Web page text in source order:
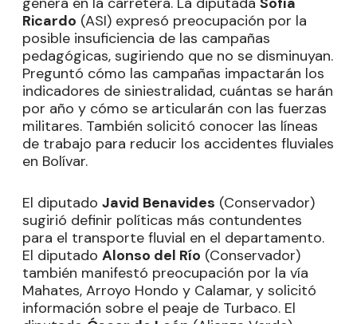
Ricardo (ASI) expresó preocupación por la
posible insuficiencia de las campañas
pedagógicas, sugiriendo que no se disminuyan.
Preguntó cómo las campañas impactarán los
indicadores de siniestralidad, cuántas se harán
por año y cómo se articularán con las fuerzas
militares. También solicitó conocer las líneas
de trabajo para reducir los accidentes fluviales
en Bolívar.
El diputado Javid Benavides (Conservador)
sugirió definir políticas más contundentes
para el transporte fluvial en el departamento.
El diputado Alonso del Río (Conservador)
también manifestó preocupación por la vía
Mahates, Arroyo Hondo y Calamar, y solicitó
información sobre el peaje de Turbaco. El